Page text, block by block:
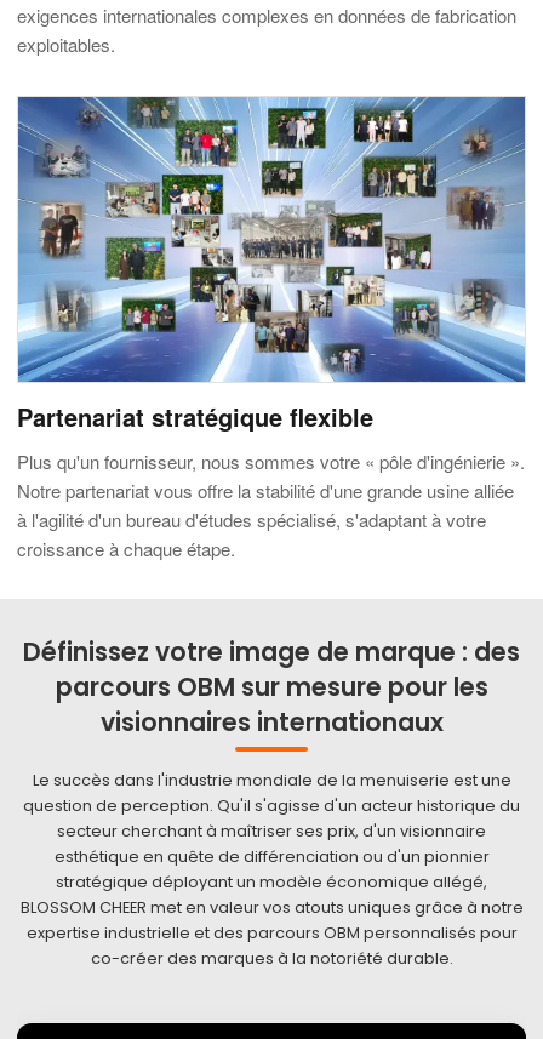
exigences internationales complexes en données de fabrication
exploitables.
Partenariat stratégique flexible
Plus qu'un fournisseur, nous sommes votre « pôle d'ingénierie ».
Notre partenariat vous offre la stabilité d'une grande usine alliée
à l'agilité d'un bureau d'études spécialisé, s'adaptant à votre
croissance à chaque étape.
Définissez votre image de marque : des
parcours OBM sur mesure pour les
visionnaires internationaux
Le succès dans l'industrie mondiale de la menuiserie est une
question de perception. Qu'il s'agisse d'un acteur historique du
secteur cherchant à maîtriser ses prix, d'un visionnaire
esthétique en quête de différenciation ou d'un pionnier
stratégique déployant un modèle économique allégé,
BLOSSOM CHEER met en valeur vos atouts uniques grâce à notre
expertise industrielle et des parcours OBM personnalisés pour
co-créer des marques à la notoriété durable.